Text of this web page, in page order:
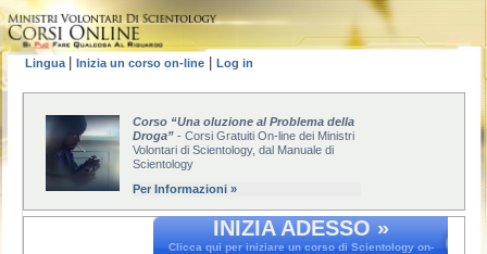
Lingua Inizia un corso on-line Log in
Corso “Una oluzione al Problema della
Droga” - Corsi Gratuiti On-line dei Ministri
Volontari di Scientology, dal Manuale di
Scientology
Per Informazioni »
INIZIA ADESSO »
Clicca qui per iniziare un corso di Scientology on-